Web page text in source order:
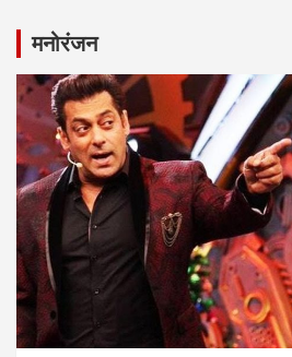
मनोरंजन